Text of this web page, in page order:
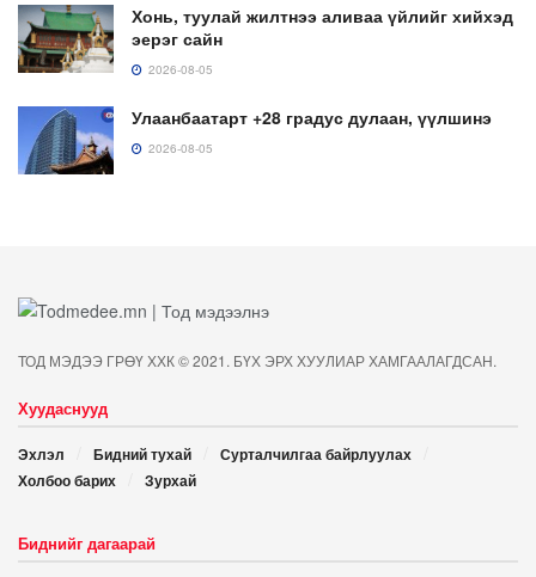
Хонь, туулай жилтнээ аливаа үйлийг хийхэд
эерэг сайн
2026-08-05
Улаанбаатарт +28 градус дулаан, үүлшинэ
2026-08-05
ТОД МЭДЭЭ ГРӨҮ ХХК © 2021. БҮХ ЭРХ ХУУЛИАР ХАМГААЛАГДСАН.
Хуудаснууд
Эхлэл Бидний тухай
Сурталчилгаа байрлуулах
Холбоо барих
Зурхай
Биднийг дагаарай